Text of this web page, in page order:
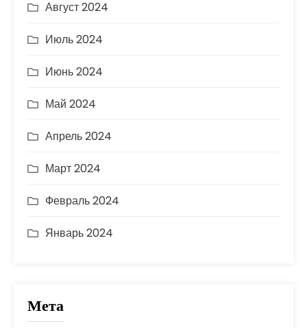
Август 2024
Июль 2024
Июнь 2024
Май 2024
Апрель 2024
Март 2024
Февраль 2024
Январь 2024
Мета